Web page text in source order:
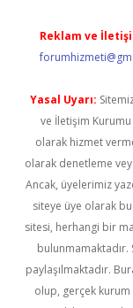
Reklam ve
Yasal Uyarı:
ve İletişim Kurumu
olarak hizmet
olarak denetleme
Ancak, üyelerimiz
siteye üye olarak
sitesi, herhangi bir
bulunmamaktadır.
paylaşılmaktadır.
olup, gerçek kurum